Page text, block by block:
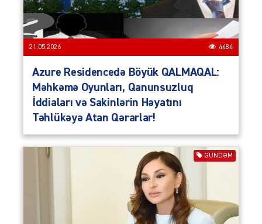
21.05.2026 4484
Azure Residencedə Böyük QALMAQAL:
Məhkəmə Oyunları, Qanunsuzluq
İddiaları və Sakinlərin Həyatını
Təhlükəyə Atan Qərarlar!
GÜNDƏM